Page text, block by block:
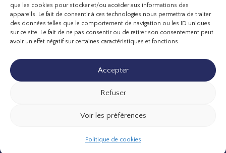
que les cookies pour stocker et/ou accéder aux informations des
appareils. Le fait de consentir à ces technologies nous permettra de traiter
des données telles que le comportement de navigation ou les ID uniques
sur ce site. Le fait de ne pas consentir ou de retirer son consentement peut
avoir un effet négatif sur certaines caractéristiques et fonctions.
Accepter
Refuser
Voir les préférences
Politique de cookies